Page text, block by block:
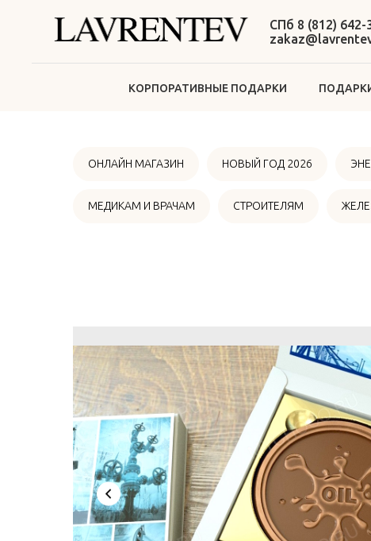
СПб 8 (812) 642-
КОРПОРАТИВНЫЕ ПОДАРКИ
ОНЛАЙН МАГАЗИН НОВЫЙ ГОД 2026
МЕДИКАМ И ВРАЧАМ СТРОИТЕЛЯМ